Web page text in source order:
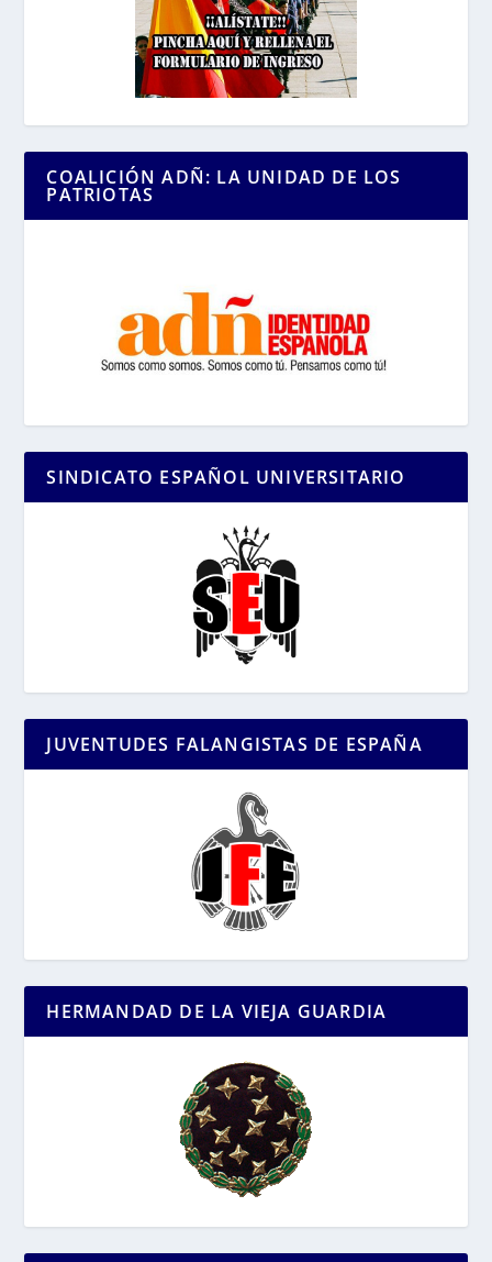
COALICIÓN ADÑ: LA UNIDAD DE LOS
PATRIOTAS
SINDICATO ESPAÑOL UNIVERSITARIO
JUVENTUDES FALANGISTAS DE ESPAÑA
HERMANDAD DE LA VIEJA GUARDIA